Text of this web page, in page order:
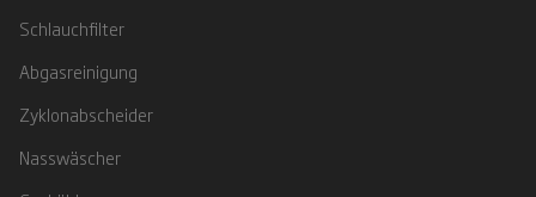
Schlauchfilter
Abgasreinigung
Zyklonabscheider
Nasswäscher